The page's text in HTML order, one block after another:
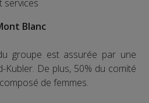
services
Blanc
groupe est assurée par une
Kubler. De plus, 50% du comité
de femmes.